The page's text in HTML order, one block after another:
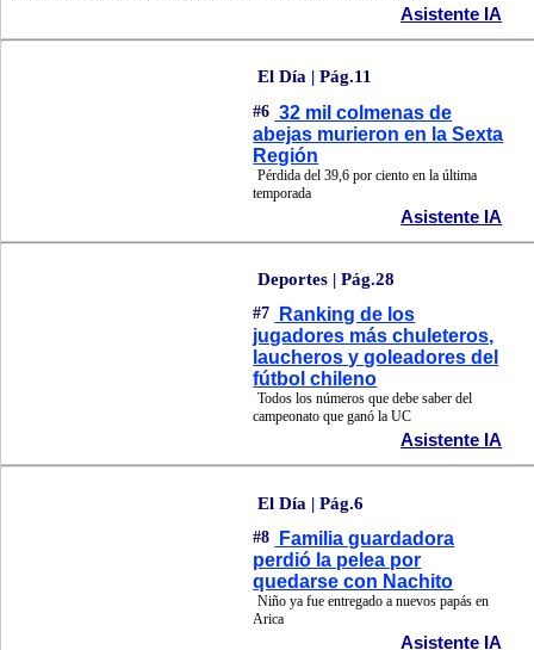
Asistente IA
El Día | Pág.11
#6 32 mil colmenas de
abejas murieron en la Sexta
Región
Pérdida del 39,6 por ciento en la última
temporada
Asistente IA
Deportes | Pág.28
#7
Ranking de los
jugadores más chuleteros,
laucheros y goleadores del
fútbol chileno
Todos los números que debe saber del
campeonato que ganó la UC
Asistente IA
El Día | Pág.6
#8
Familia guardadora
perdió la pelea por
quedarse con Nachito
Niño ya fue entregado a nuevos papás en
Arica
Asistente IA